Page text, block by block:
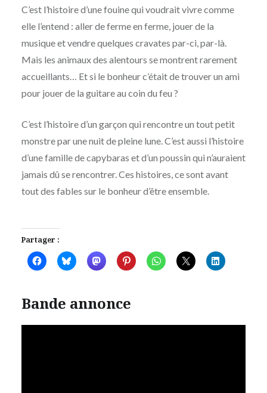
C’est l’histoire d’une fouine qui voudrait vivre comme
elle l’entend : aller de ferme en ferme, jouer de la
musique et vendre quelques cravates par-ci, par-là.
Mais les animaux des alentours se montrent rarement
accueillants… Et si le bonheur c’était de trouver un ami
pour jouer de la guitare au coin du feu ?
C’est l’histoire d’un garçon qui rencontre un tout petit
monstre par une nuit de pleine lune. C’est aussi l’histoire
d’une famille de capybaras et d’un poussin qui n’auraient
jamais dû se rencontrer. Ces histoires, ce sont avant
tout des fables sur le bonheur d’être ensemble.
Partager :
Bande annonce